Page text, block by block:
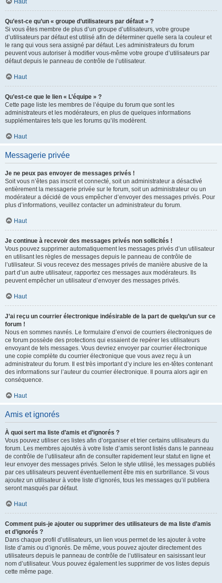
Haut
Qu’est-ce qu’un « groupe d’utilisateurs par défaut » ?
Si vous êtes membre de plus d’un groupe d’utilisateurs, votre groupe
d’utilisateurs par défaut est utilisé afin de déterminer quelle sera la couleur et
le rang qui vous sera assigné par défaut. Les administrateurs du forum
peuvent vous autoriser à modifier vous-même votre groupe d’utilisateurs par
défaut depuis le panneau de contrôle de l’utilisateur.
Haut
Qu’est-ce que le lien « L’équipe » ?
Cette page liste les membres de l’équipe du forum que sont les
administrateurs et les modérateurs, en plus de quelques informations
supplémentaires tels que les forums qu’ils modèrent.
Haut
Messagerie privée
Je ne peux pas envoyer de messages privés !
Soit vous n’êtes pas inscrit et connecté, soit un administrateur a désactivé
entièrement la messagerie privée sur le forum, soit un administrateur ou un
modérateur a décidé de vous empêcher d’envoyer des messages privés. Pour
plus d’informations, veuillez contacter un administrateur du forum.
Haut
Je continue à recevoir des messages privés non sollicités !
Vous pouvez supprimer automatiquement les messages privés d’un utilisateur
en utilisant les règles de messages depuis le panneau de contrôle de
l’utilisateur. Si vous recevez des messages privés de manière abusive de la
part d’un autre utilisateur, rapportez ces messages aux modérateurs. Ils
peuvent empêcher un utilisateur d’envoyer des messages privés.
Haut
J’ai reçu un courrier électronique indésirable de la part de quelqu’un sur ce
forum !
Nous en sommes navrés. Le formulaire d’envoi de courriers électroniques de
ce forum possède des protections qui essaient de repérer les utilisateurs
envoyant de tels messages. Vous devriez envoyer par courrier électronique
une copie complète du courrier électronique que vous avez reçu à un
administrateur du forum. Il est très important d’y inclure les en-têtes contenant
des informations sur l’auteur du courrier électronique. Il pourra alors agir en
conséquence.
Haut
Amis et ignorés
À quoi sert ma liste d’amis et d’ignorés ?
Vous pouvez utiliser ces listes afin d’organiser et trier certains utilisateurs du
forum. Les membres ajoutés à votre liste d’amis seront listés dans le panneau
de contrôle de l’utilisateur afin de consulter rapidement leur statut en ligne et
leur envoyer des messages privés. Selon le style utilisé, les messages publiés
par ces utilisateurs peuvent éventuellement être mis en surbrillance. Si vous
ajoutez un utilisateur à votre liste d’ignorés, tous les messages qu’il publiera
seront masqués par défaut.
Haut
Comment puis-je ajouter ou supprimer des utilisateurs de ma liste d’amis
et d’ignorés ?
Dans chaque profil d’utilisateurs, un lien vous permet de les ajouter à votre
liste d’amis ou d’ignorés. De même, vous pouvez ajouter directement des
utilisateurs depuis le panneau de contrôle de l’utilisateur en saisissant leur
nom d’utilisateur. Vous pouvez également les supprimer de vos listes depuis
cette même page.